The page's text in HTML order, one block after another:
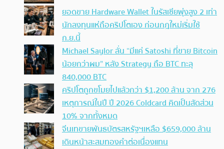
ยอดขาย Hardware Wallet ในรัสเซียพุ่งสูง 2 เท่า
นักลงทุนแห่ถือคริปโตเอง ก่อนกฎใหม่เริ่มใช้
ก.ย.นี้
Michael Saylor ลั่น “มีแค่ Satoshi ที่ขาย Bitcoin
น้อยกว่าผม” หลัง Strategy ถือ BTC ทะลุ
840,000 BTC
คริปโตถูกขโมยไปแล้วกว่า $1,200 ล้าน จาก 276
เหตุการณ์ในปี ปี 2026 Coldcard คิดเป็นสัดส่วน
10% จากทั้งหมด
จีนเทขายพันธบัตรสหรัฐฯเหลือ $659,000 ล้าน
เดินหน้าสะสมทองคำต่อเนื่องแทน